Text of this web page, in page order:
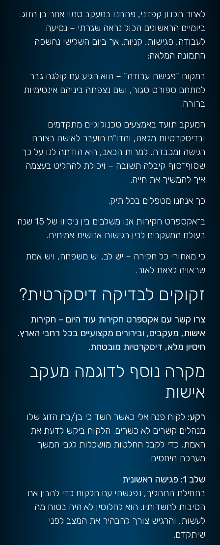
לאחר תכנון קפדני, פתחנו במעקב סמוי אחר בן הזוג.
ביומיים הראשונים הכול נראה שגרתי – נסיעה
לעבודה, פגישות, קניות. אך ביום השלישי נחשפה
התמונה המלאה:
במקום “פגישת עבודה” – הוא הגיע עם קולגה גבר
למתחם ספורט סגור, ושם נצפתה ביניהם אינטימיות
ברורה.
המעקב תועד באמצעים טכנולוגיים מתקדמים
ובדיסקרטיות מלאה, והדו"ח הועבר לאישה בצורה
רגישה ומכבדת. למרות הכאב, היא הודתה לנו על כך
שסוף־סוף קיבלה תשובה – ויכולת להחליט בעצמה
איך להמשיך את חייה.
כך אנחנו מטפלים בכל תיק.
ב־אקספרט חקירות אנו משלבים בין ניסיון של 15 שנה
בעולם המעקבים לבין רגישות אנושית אמיתית.
כי מאחורי כל חקירה – יש לב, יש משפחה, ויש אמת
שראויה לצאת לאור.
זקוקים לבדיקה דיסקרטית?
צרו קשר עם אקספרט חקירות עוד היום – חקירות
אישות, מעקבים, ובירורים מקצועיים בכל רחבי הארץ.
חיסיון מלא, דיסקרטיות מובטחת.
מקרה נוסף לדוגמה מעקב
אישות
רקע: לקוח פנה אלי כאשר חשד כי בן/בת הזוג שלו
מנהלים קשרים לא כשרים. הלקוח ביקש לדעת את
האמת, כדי לקבל החלטות מושכלות לגבי המשך
מערכת היחסים.
שלב 1: פגישה ראשונית
בתחילת התהליך, נפגשתי עם הלקוח כדי להבין את
הסיבות לחשדותיו. הוא לחלוטין לא היה בטוח מה
לעשות, והרגיש צורך להבהיר את המצב לפני
שיתקדם.